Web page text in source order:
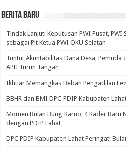
BERITA BARU
Tindak Lanjuti Keputusan PWI Pusat,
sebagai Plt Ketua PWI OKU Selatan
Tuntut Akuntabilitas Dana Desa, Pemuda
APH Turun Tangan
Ikhtiar Memangkas Beban Pengadilan
BBHR dan BMI DPC PDIP Kabupaten
Momen Bulan Bung Karno, 4 Kader Baru
dengan PDIP Lahat
DPC PDIP Kabupaten Lahat Peringati